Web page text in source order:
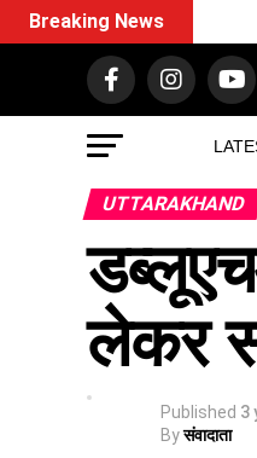
Breaking News
UTTARAKHAND
लेकर
Published 3
Byसंवादाता